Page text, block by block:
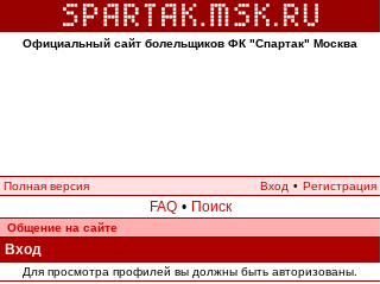
Официальный сайт болельщиков ФК "Спартак" Москва
Полная версия Вход • Регистрация
FAQ • Поиск
Общение на сайте
Вход
Для просмотра профилей вы должны быть авторизованы.